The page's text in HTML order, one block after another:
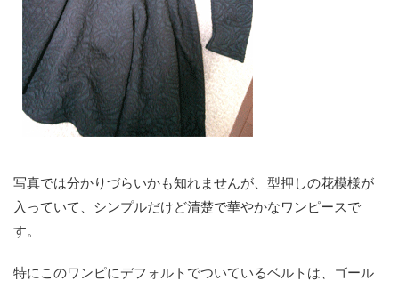
写真では分かりづらいかも知れませんが、型押しの花模様が
入っていて、シンプルだけど清楚で華やかなワンピースで
す。
特にこのワンピにデフォルトでついているベルトは、ゴール